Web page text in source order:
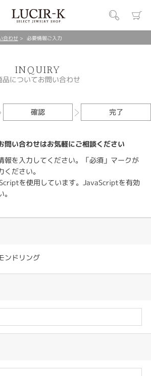
合わせ 必要情報ご入力
INQUIRY
品についてお問い合わせ
確認 完了
問い合わせはお気軽にご相談ください
報を入力してください。「必須」マークが
ださい。
を使用しています。JavaScriptを有効
ンドリング